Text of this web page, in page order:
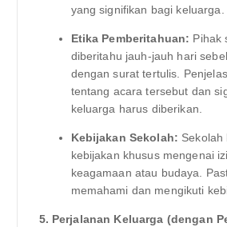
yang signifikan bagi keluarga.
Etika Pemberitahuan: Pihak
diberitahu jauh-jauh hari
dengan surat tertulis.
tentang acara tersebut dan
keluarga harus diberikan.
Kebijakan Sekolah: Sekolah
kebijakan khusus mengenai
keagamaan atau budaya.
memahami dan mengikuti
5. Perjalanan Keluarga (dengan